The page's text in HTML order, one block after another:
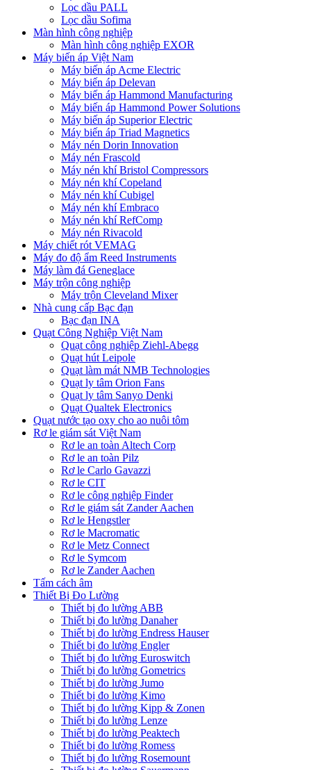
Lọc dầu PALL
Lọc dầu Sofima
Màn hình công nghiệp
Màn hình công nghiệp EXOR
Máy biến áp Việt Nam
Máy biến áp Acme Electric
Máy biến áp Delevan
Máy biến áp Hammond Manufacturing
Máy biến áp Hammond Power Solutions
Máy biến áp Superior Electric
Máy biến áp Triad Magnetics
Máy nén Dorin Innovation
Máy nén Frascold
Máy nén khí Bristol Compressors
Máy nén khí Copeland
Máy nén khí Cubigel
Máy nén khí Embraco
Máy nén khí RefComp
Máy nén Rivacold
Máy chiết rót VEMAG
Máy đo độ ẩm Reed Instruments
Máy làm đá Geneglace
Máy trộn công nghiệp
Máy trộn Cleveland Mixer
Nhà cung cấp Bạc đạn
Bạc đạn INA
Quạt Công Nghiệp Việt Nam
Quạt công nghiệp Ziehl-Abegg
Quạt hút Leipole
Quạt làm mát NMB Technologies
Quạt ly tâm Orion Fans
Quạt ly tâm Sanyo Denki
Quạt Qualtek Electronics
Quạt nước tạo oxy cho ao nuôi tôm
Rơ le giám sát Việt Nam
Rơ le an toàn Altech Corp
Rơ le an toàn Pilz
Rơ le Carlo Gavazzi
Rơ le CIT
Rơ le công nghiệp Finder
Rơ le giám sát Zander Aachen
Rơ le Hengstler
Rơ le Macromatic
Rơ le Metz Connect
Rơ le Symcom
Rơ le Zander Aachen
Tấm cách âm
Thiết Bị Đo Lường
Thiết bị đo lường ABB
Thiết bị đo lường Danaher
Thiết bị đo lường Endress Hauser
Thiết bị đo lường Engler
Thiết bị đo lường Euroswitch
Thiết bị đo lường Gometrics
Thiết bị đo lường Jumo
Thiết bị đo lường Kimo
Thiết bị đo lường Kipp & Zonen
Thiết bị đo lường Lenze
Thiết bị đo lường Peaktech
Thiết bị đo lường Romess
Thiết bị đo lường Rosemount